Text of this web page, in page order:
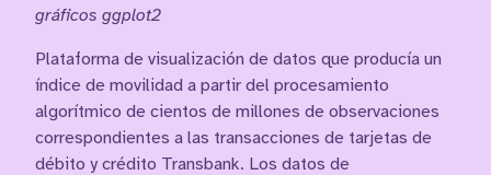
gráficos ggplot2
Plataforma de visualización de datos que producía un
índice de movilidad a partir del procesamiento
algorítmico de cientos de millones de observaciones
correspondientes a las transacciones de tarjetas de
débito y crédito Transbank. Los datos de